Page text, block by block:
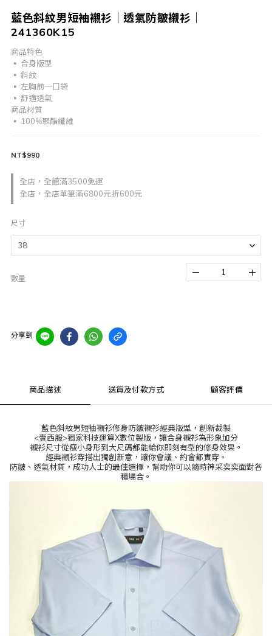
藍色斜紋男短袖襯衫｜透氣防皺襯衫｜
241360K15
▪︎ 100%聚酯纖維
全店，全館滿3500免運
全店，全店單筆滿6800元折600元
NT$990
尺寸
數量
分享到
商品描述 送貨及付款方式 顧客評價
藍色斜紋男短袖襯衫修身防皺襯衫經典版型，創新裁製
<壹西服>獨家科技運算X數位製版，讓合身襯衫為形象加分
襯衫尺寸從瘦小身形到大尺碼都能給你即刻有型的修身效果。
經典襯衫穿搭出獨創新意，讓你會議、約會都實穿。
防皺、透氣材質，成功人士的最佳選擇，幫助你可以隨時神采奕奕面對各
種場合。